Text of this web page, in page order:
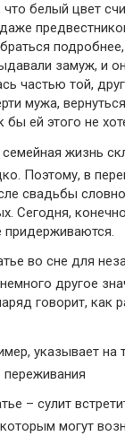
белый цвет
замуж, и
частью той,
мужа,
бы ей этого не
жизнь
Поэтому, в
свадьбы
Сегодня,
придерживаются.
во сне для
другое
говорит, как
указывает на
– сулит
могут